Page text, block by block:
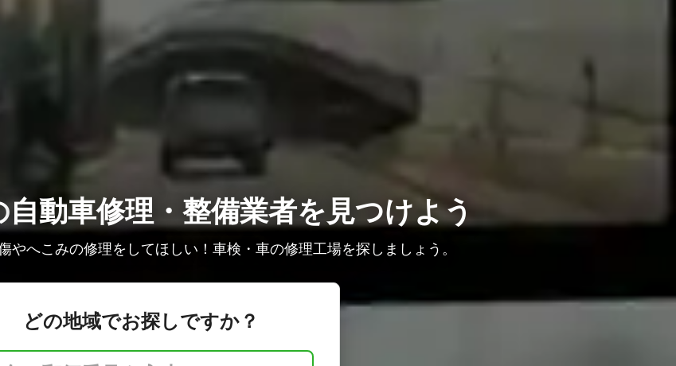
自動車修理・整備業者を見つけよう
やへこみの修理をしてほしい！車検・車の修理工場を探しましょう。
どの地域でお探しですか？